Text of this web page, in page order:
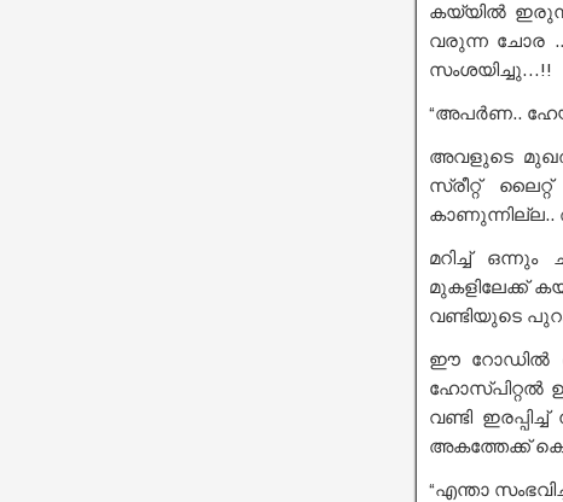
കയ്യിൽ
വരുന്ന ചോര ..
സംശയിച്ചു…!!
“അപർണ..
അവളുടെ
സ്രീറ്റ്
കാണുന്നില്ല..
മറിച്ച്
മുകളിലേക്ക്
വണ്ടിയുടെ
ഈ റോഡിൽ
ഹോസ്പിറ്റൽ
വണ്ടി
അകത്തേക്ക്
“എന്താ